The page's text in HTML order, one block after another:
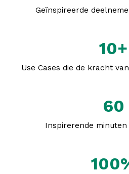
Geïnspireerde
10+
Use Cases die de kracht
60
Inspirerende minuten